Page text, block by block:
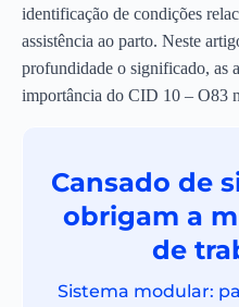
identificação de condições
assistência ao parto. Neste
profundidade o significado, as
importância do CID 10 – O83
Cansado de
obrigam a
de
Sistema modular: